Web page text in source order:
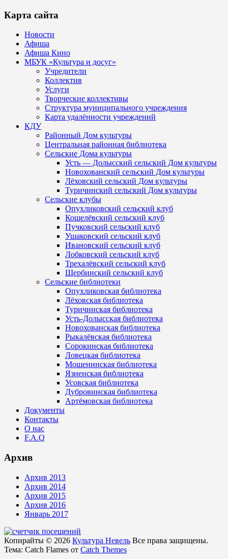
Карта сайта
Новости
Афиша
Афиша Кино
МБУК «Культура и досуг»
Учредители
Коллектив
Услуги
Творческие коллективы
Структура муниципального учреждения
Карта удалённости учреждений
КДУ
Районный Дом культуры
Центральная районная библиотека
Сельские Дома культуры
Усть — Долысский сельский Дом культуры
Новохованский сельский Дом культуры
Лёховский сельский Дом культуры
Туричинский сельский Дом культуры
Сельские клубы
Опухликовский сельский клуб
Кошелёвский сельский клуб
Пучковский сельский клуб
Ушаковский сельский клуб
Ивановский сельский клуб
Лобковский сельский клуб
Трехалёвский сельский клуб
Щербинский сельский клуб
Сельские библиотеки
Опухликовская библиотека
Лёховская библиотека
Туричинская библиотека
Усть-Долысская библиотека
Новохованская библиотека
Рыкалёвская библиотека
Сорокинская библиотека
Ловецкая библиотека
Мошенинская библиотека
Язненская библиотека
Усовская библиотека
Дубровинская библиотека
Артёмовская библиотека
Документы
Контакты
О нас
F.A.Q
Архив
Архив 2013
Архив 2014
Архив 2015
Архив 2016
Январь 2017
Копирайты © 2026 Культура Невель Все права защищены.
Тема: Catch Flames от Catch Themes